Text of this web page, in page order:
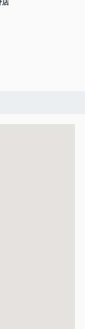
店